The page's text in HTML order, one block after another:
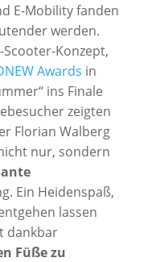
E-Mobility fanden
werden.
Konzept,
Awards in
ins Finale
zeigten
Florian Walberg
nur, sondern
Ein Heidenspaß,
lassen
dankbar
Füße zu